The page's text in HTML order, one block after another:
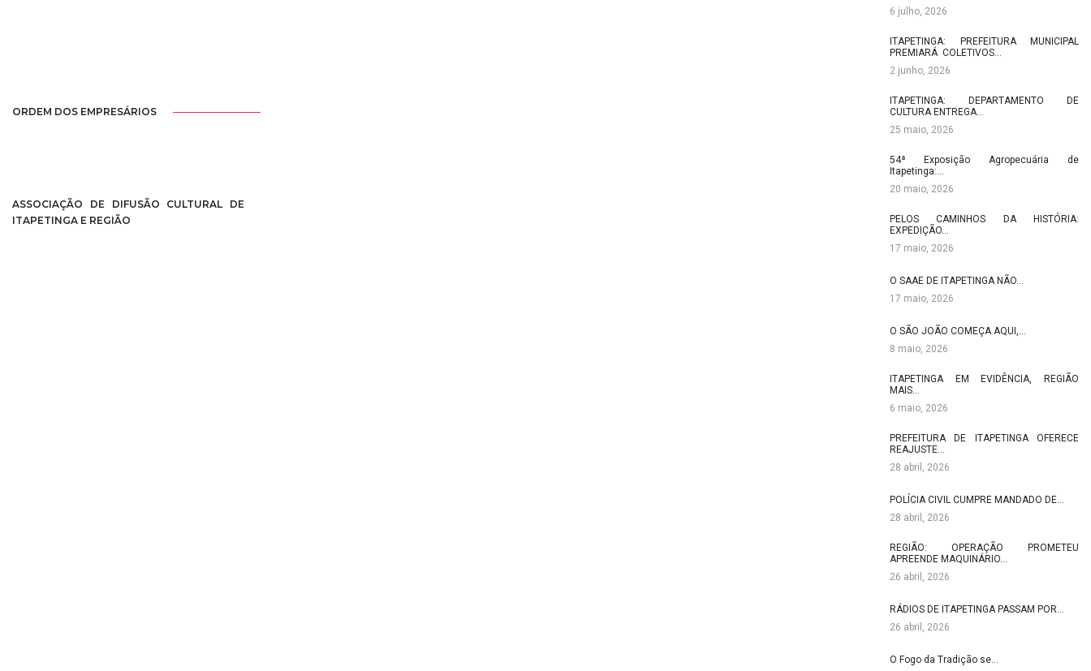
ORDEM DOS EMPRESÁRIOS
ASSOCIAÇÃO DE DIFUSÃO CULTURAL DE
ITAPETINGA E REGIÃO
6 julho, 2026
ITAPETINGA: PREFEITURA MUNICIPAL
PREMIARÁ COLETIVOS…
2 junho, 2026
ITAPETINGA: DEPARTAMENTO DE
CULTURA ENTREGA…
25 maio, 2026
54ª Exposição Agropecuária de
Itapetinga:…
20 maio, 2026
PELOS CAMINHOS DA HISTÓRIA:
EXPEDIÇÃO…
17 maio, 2026
O SAAE DE ITAPETINGA NÃO…
17 maio, 2026
O SÃO JOÃO COMEÇA AQUI,…
8 maio, 2026
ITAPETINGA EM EVIDÊNCIA, REGIÃO
MAIS…
6 maio, 2026
PREFEITURA DE ITAPETINGA OFERECE
REAJUSTE…
28 abril, 2026
POLÍCIA CIVIL CUMPRE MANDADO DE…
28 abril, 2026
REGIÃO: OPERAÇÃO PROMETEU
APREENDE MAQUINÁRIO…
26 abril, 2026
RÁDIOS DE ITAPETINGA PASSAM POR…
26 abril, 2026
O Fogo da Tradição se…